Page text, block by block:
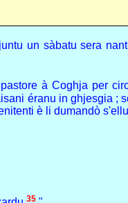
un sàbatu sera
à Coghja per
éranu in ghjesgia ;
è li dumandò
35